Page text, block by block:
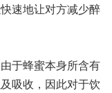
速地让对方减少醉
于蜂蜜本身所含有
吸收，因此对于饮